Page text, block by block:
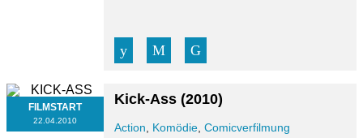
FILMSTART
22.04.2010
Kick-Ass (2010)
Action, Komödie,Comicverfilmung